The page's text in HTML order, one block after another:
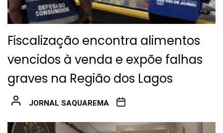
Fiscalização encontra alimentos
vencidos à venda e expõe falhas
graves na Região dos Lagos
JORNAL SAQUAREMA